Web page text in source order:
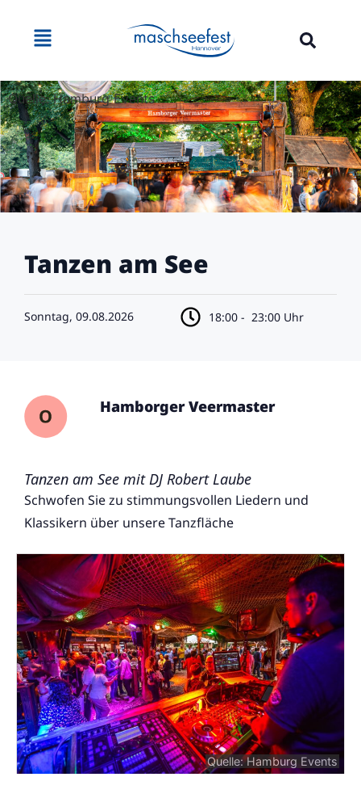
Quelle: Hamburg Events
Tanzen am See
Sonntag, 09.08.2026 18:00 - 23:00 Uhr
Hamborger Veermaster
Tanzen am See mit DJ Robert Laube
Schwofen Sie zu stimmungsvollen Liedern und
Klassikern über unsere Tanzfläche
Quelle: Hamburg Events